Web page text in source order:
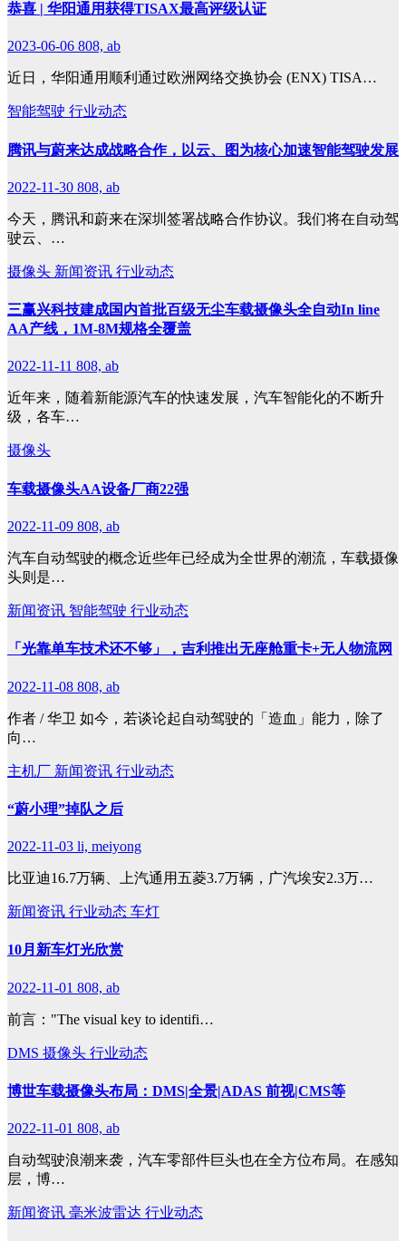
恭喜 | 华阳通用获得TISAX最高评级认证
2023-06-06 808, ab
近日，华阳通用顺利通过欧洲网络交换协会 (ENX) TISA…
智能驾驶 行业动态
腾讯与蔚来达成战略合作，以云、图为核心加速智能驾驶发展
2022-11-30 808, ab
今天，腾讯和蔚来在深圳签署战略合作协议。我们将在自动驾
驶云、…
摄像头 新闻资讯 行业动态
​三赢兴科技建成国内首批百级无尘车载摄像头全自动In line
AA产线，1M-8M规格全覆盖
2022-11-11 808, ab
近年来，随着新能源汽车的快速发展，汽车智能化的不断升
级，各车…
摄像头
车载摄像头AA设备厂商22强
2022-11-09 808, ab
汽车自动驾驶的概念近些年已经成为全世界的潮流，车载摄像
头则是…
新闻资讯 智能驾驶 行业动态
「光靠单车技术还不够」，吉利推出无座舱重卡+无人物流网
2022-11-08 808, ab
作者 / 华卫 如今，若谈论起自动驾驶的「造血」能力，除了
向…
主机厂 新闻资讯 行业动态
“蔚小理”掉队之后
2022-11-03 li, meiyong
比亚迪16.7万辆、上汽通用五菱3.7万辆，广汽埃安2.3万…
新闻资讯 行业动态 车灯
10月新车灯光欣赏
2022-11-01 808, ab
前言："The visual key to identifi…
DMS 摄像头 行业动态
博世车载摄像头布局：DMS|全景|ADAS 前视|CMS等
2022-11-01 808, ab
自动驾驶浪潮来袭，汽车零部件巨头也在全方位布局。在感知
层，博…
新闻资讯 毫米波雷达 行业动态